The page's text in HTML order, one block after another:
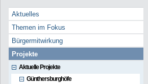
Aktuelles
Themen im Fokus
Bürgermitwirkung
Projekte
Aktuelle Projekte
Günthersburghöfe